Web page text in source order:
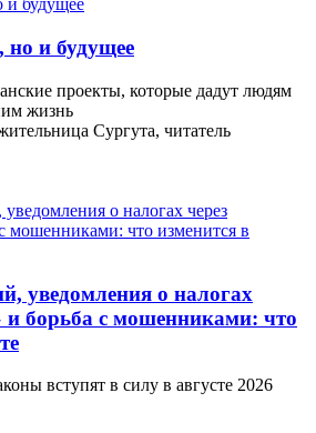
но и будущее
проекты, которые дадут людям
жизнь
Сургута, читатель
уведомления о налогах
и борьба с мошенниками: что
вступят в силу в августе 2026